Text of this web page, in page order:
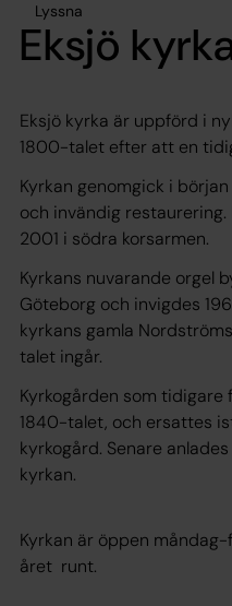
Lyssna
Eksjö
Eksjö kyrka är uppförd i
1800-talet efter att en
Kyrkan genomgick i
och invändig
2001 i södra korsarmen.
Kyrkans nuvarande orgel
Göteborg och invigdes
kyrkans gamla
talet ingår.
Kyrkogården som tidigare
1840-talet, och ersattes
kyrkogård. Senare
kyrkan.
Kyrkan är öppen
året runt.